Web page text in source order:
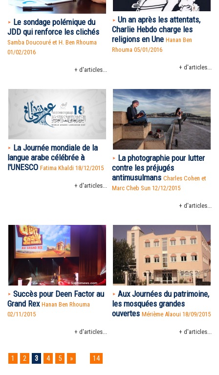
Le sondage polémique du
JDD qui renforce les clichés
Samba Doucouré et H. Ben Rhouma
01/02/2016
+ d'articles...
Un an après les attentats,
Charlie Hebdo charge les
religions en Une Hanan Ben
Rhouma 05/01/2016
+ d'articles...
La Journée mondiale de la
langue arabe célébrée à
l'UNESCO Fatima Khaldi 18/12/2015
+ d'articles...
La photographie pour lutter
contre les préjugés
antimusulmans Charles Cohen et
Marc Cheb Sun 12/12/2015
+ d'articles...
Succès pour Deen Factor au
Grand Rex Hanan Ben Rhouma
02/11/2015
+ d'articles...
Aux Journées du patrimoine,
les mosquées grandes
ouvertes Mérième Alaoui 18/09/2015
+ d'articles...
1 2 3 4 5 » 14